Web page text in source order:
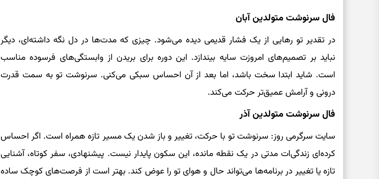
فال سرنوشت متولدین آبان
در تقدیر تو رهایی از یک فشار قدیمی دیده می‌شود. چیزی که مدت‌ها در دل نگه داشته‌ای، دیگر
نباید بر تصمیم‌های امروزت سایه بیندازد. این دوره برای بریدن از وابستگی‌های فرسوده مناسب
است. شاید ابتدا سخت باشد، اما بعد از آن احساس سبکی می‌کنی. سرنوشت تو به سمت قدرت
درونی و آرامش عمیق‌تر حرکت می‌کند.
فال سرنوشت متولدین آذر
سایت سرگرمی روز: سرنوشت تو با حرکت، تغییر و باز شدن یک مسیر تازه همراه است. اگر احساس
کرده‌ای زندگی‌ات مدتی در یک نقطه مانده، این سکون پایدار نیست. پیشنهادی، سفر کوتاه، آشنایی
تازه یا تغییر در برنامه‌ها می‌تواند حال و هوای تو را عوض کند. بهتر است از فرصت‌های کوچک ساده